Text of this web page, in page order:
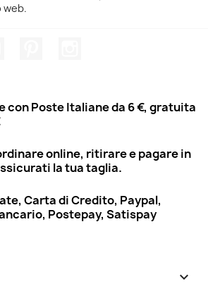
web.
con Poste Italiane da 6 €, gratuita
online, ritirare e pagare in
la tua taglia.
Carta di Credito, Paypal,
Postepay, Satispay
